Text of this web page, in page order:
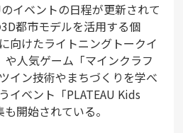
イベントの日程が更新されて
都市モデルを活用する個
向けたライトニングトークイ
や人気ゲーム「マインクラフ
イン技術やまちづくりを学べ
イベント「PLATEAU Kids
開始されている。